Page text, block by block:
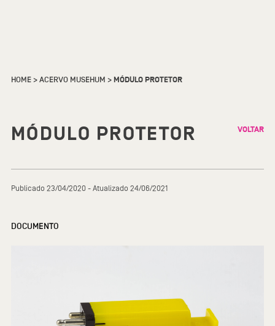
HOME>ACERVO MUSEHUM >MÓDULO PROTETOR
MÓDULO PROTETOR VOLTAR
Publicado 23/04/2020 - Atualizado 24/06/2021
DOCUMENTO